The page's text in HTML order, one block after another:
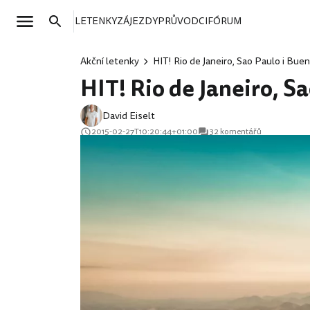
LETENKYZÁJEZDYPRŮVODCIFÓRUM
Akční letenky HIT! Rio de Janeiro, Sao Paulo i
HIT! Rio de Janeiro,
David Eiselt
2015-02-27T10:20:44+01:00 32 komentářů